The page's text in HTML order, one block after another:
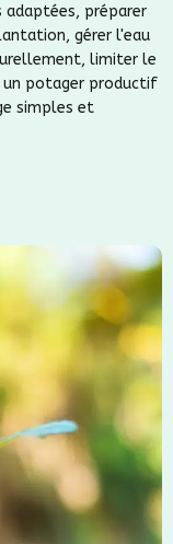
adaptées, préparer
gérer l'eau
limiter le
un potager productif
simples et